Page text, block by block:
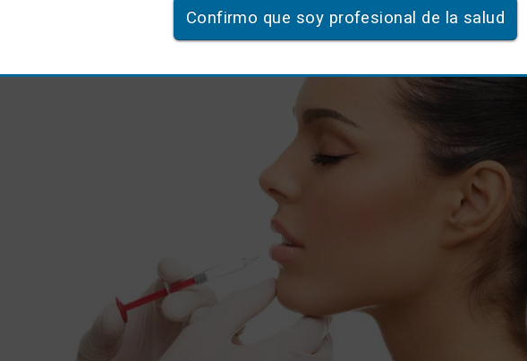
se acortan), la grasa se atrofia, las fibras de la dermis se desorganizan
perdiendo estructura y elasticidad y la piel se adelgaza", detalla Peláez.
Confirmo que soy profesional de la salud